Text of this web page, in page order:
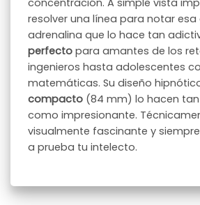
resolver una línea para notar
adrenalina que lo hace tan
perfecto para amantes de los
ingenieros hasta adolescentes
matemáticas. Su diseño
compacto (84 mm) lo hacen
como impresionante.
visualmente fascinante y
a prueba tu intelecto.